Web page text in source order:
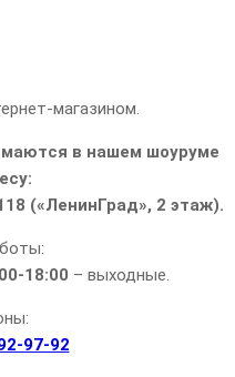
магазином.
в нашем шоуруме
(«ЛенинГрад», 2 этаж).
18:00 – выходные.
97-92